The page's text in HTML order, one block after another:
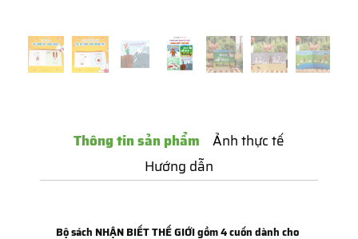
Thông tin sản phẩm
Ảnh thực tế
Hướng dẫn
Bộ sách NHẬN BIẾT THẾ GIỚI gồm 4 cuốn dành cho